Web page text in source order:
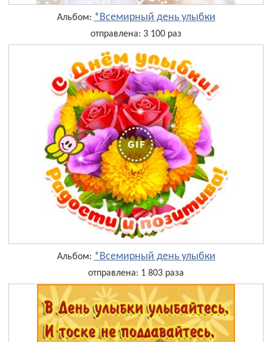
Альбом: *Всемирный день улыбки
отправлена: 3 100 раз
Альбом: *Всемирный день улыбки
отправлена: 1 803 раза